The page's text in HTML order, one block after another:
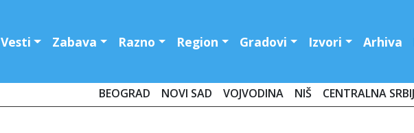
Vesti Zabava Razno Region Gradovi Izvori Arhiva
BEOGRAD NOVI SAD VOJVODINA NIŠ CENTRALNA